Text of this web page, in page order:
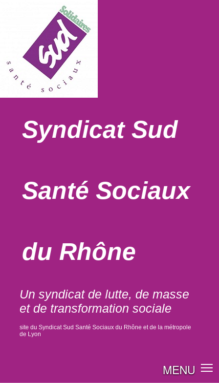
Syndicat Sud
Santé Sociaux
du Rhône
Un syndicat de lutte, de masse
et de transformation sociale
site du Syndicat Sud Santé Sociaux du Rhône et de la métropole
de Lyon
MENU